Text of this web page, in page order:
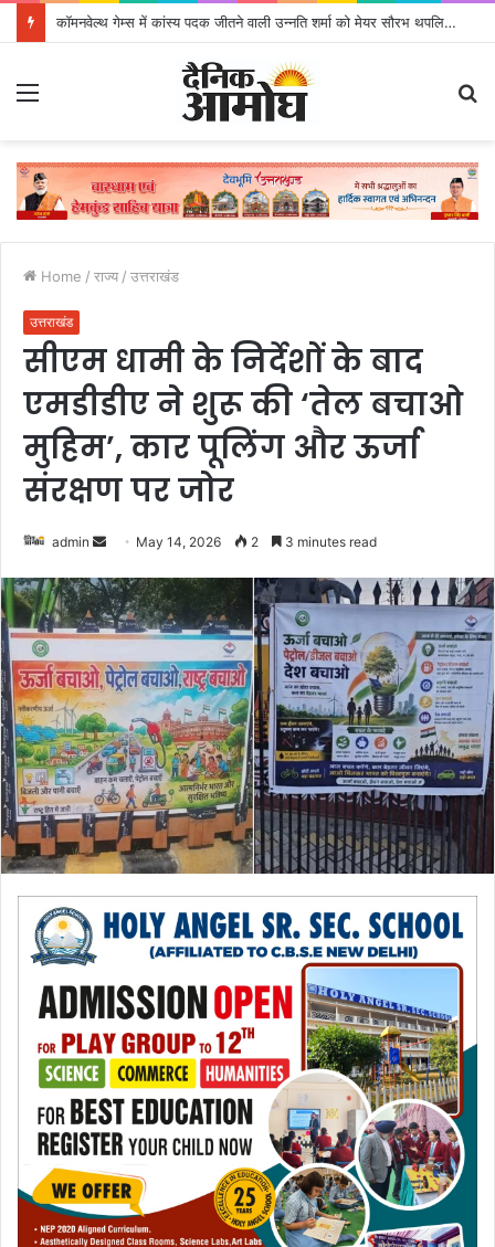
कॉमनवेल्थ गेम्स में कांस्य पदक जीतने वाली उन्नति शर्मा को मेयर सौरभ थपलियाल ने किया सम्मानित
Home / राज्य / उत्तराखंड
उत्तराखंड
सीएम धामी के निर्देशों के बाद
एमडीडीए ने शुरू की ‘तेल बचाओ
मुहिम’, कार पूलिंग और ऊर्जा
संरक्षण पर जोर
admin
n
d
n
m
a
i
l
May 14, 2026 2 3 minutes read